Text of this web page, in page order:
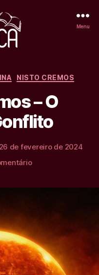
Menu
NISTO CREMOS
– O
26 de fevereiro de 2024
em
Gonflito